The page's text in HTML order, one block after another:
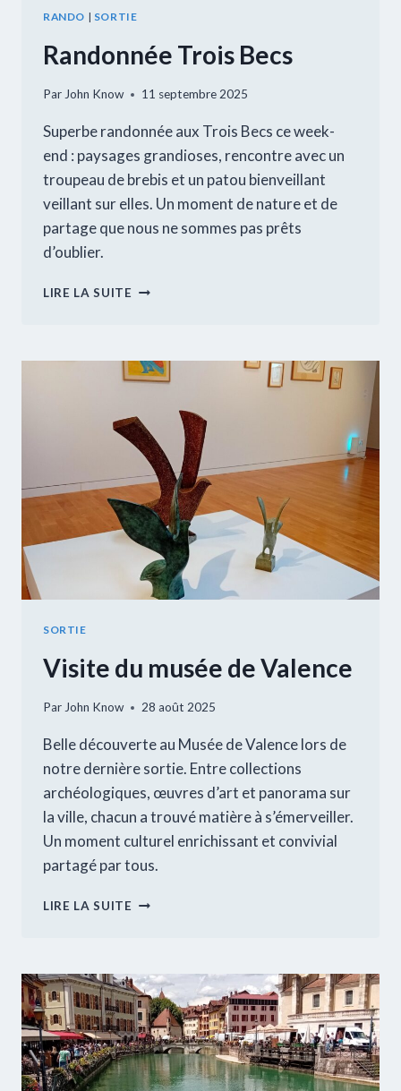
RANDO | SORTIE
Randonnée Trois Becs
Par John Know 11 septembre 2025
Superbe randonnée aux Trois Becs ce week-
end : paysages grandioses, rencontre avec un
troupeau de brebis et un patou bienveillant
veillant sur elles. Un moment de nature et de
partage que nous ne sommes pas prêts
d’oublier.
LIRE LA SUITE RANDONNÉE
SORTIE
Visite du musée de Valence
ParJohn Know 28 août 2025
Belle découverte au Musée de Valence lors de
notre dernière sortie. Entre collections
archéologiques, œuvres d’art et panorama sur
la ville, chacun a trouvé matière à s’émerveiller.
Un moment culturel enrichissant et convivial
partagé par tous.
LIRE LA SUITE VISITE
VALENCE